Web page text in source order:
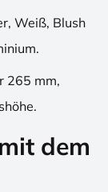
Weiß, Blush
265 mm,
dem